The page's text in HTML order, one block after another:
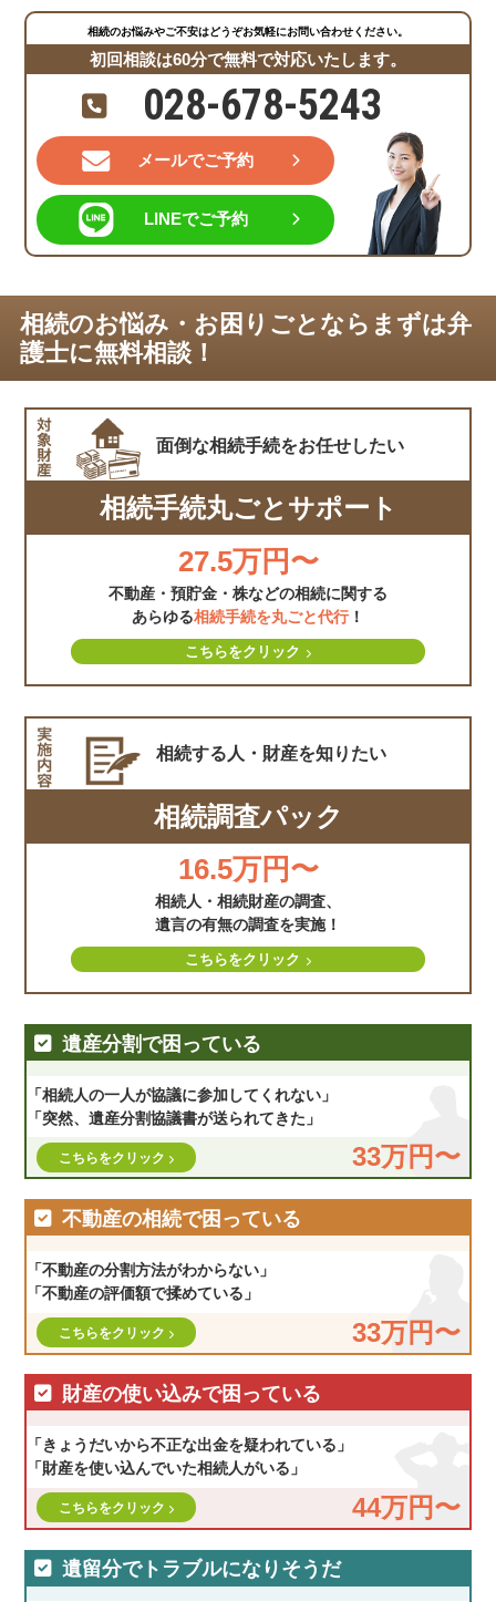
相続のお悩みやご不安はどうぞお気軽にお問い合わせください。
初回相談は60分で無料で対応いたします。
028-678-5243
メールでご予約
LINEでご予約
相続のお悩み・お困りごとならまずは弁
護士に無料相談！
面倒な相続手続をお任せしたい
相続手続丸ごとサポート
27.5万円〜
不動産・預貯金・株などの相続に関する
あらゆる相続手続を丸ごと代行！
こちらをクリック
相続する人・財産を知りたい
相続調査パック
16.5万円〜
相続人・相続財産の調査、
遺言の有無の調査を実施！
こちらをクリック
遺産分割で困っている
「相続人の一人が協議に参加してくれない」
「突然、遺産分割協議書が送られてきた」
33万円〜
こちらをクリック
不動産の相続で困っている
「不動産の分割方法がわからない」
「不動産の評価額で揉めている」
33万円〜
こちらをクリック
財産の使い込みで困っている
「きょうだいから不正な出金を疑われている」
「財産を使い込んでいた相続人がいる」
44万円〜
こちらをクリック
遺留分でトラブルになりそうだ